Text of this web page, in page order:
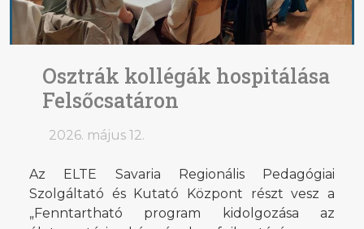
Osztrák kollégák hospitálása
Felsőcsatáron
2026. május 12.
Az ELTE Savaria Regionális Pedagógiai
Szolgáltató és Kutató Központ részt vesz a
„Fenntartható program kidolgozása az